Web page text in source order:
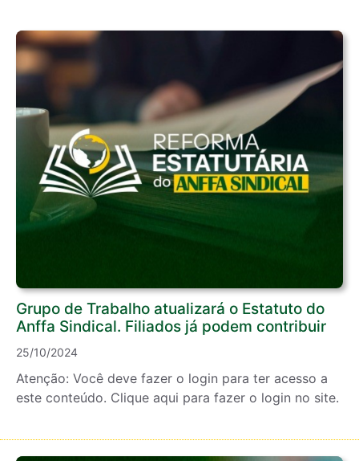
Grupo de Trabalho atualizará o Estatuto do
Anffa Sindical. Filiados já podem contribuir
25/10/2024
Atenção: Você deve fazer o login para ter acesso a
este conteúdo. Clique aqui para fazer o login no site.